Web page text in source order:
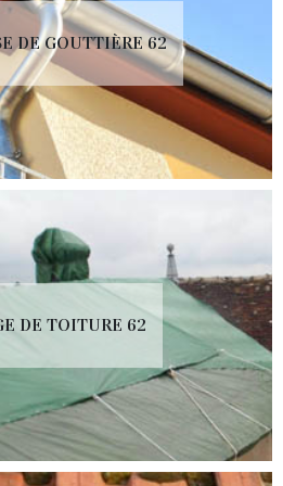
DE GOUTTIÈRE 62
DE TOITURE 62